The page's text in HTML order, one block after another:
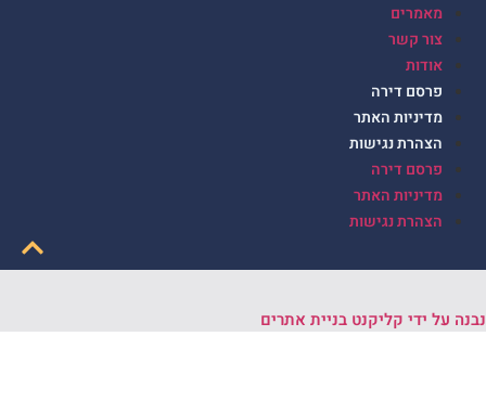
מאמרים
צור קשר
אודות
פרסם דירה
מדיניות האתר
הצהרת נגישות
פרסם דירה
מדיניות האתר
הצהרת נגישות
על ידי קליקנט בניית אתרים